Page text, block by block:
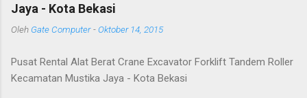
Jaya - Kota Bekasi
Oleh Gate Computer -Oktober 14, 2015
Pusat Rental Alat Berat Crane Excavator Forklift Tandem Roller
Kecamatan Mustika Jaya - Kota Bekasi